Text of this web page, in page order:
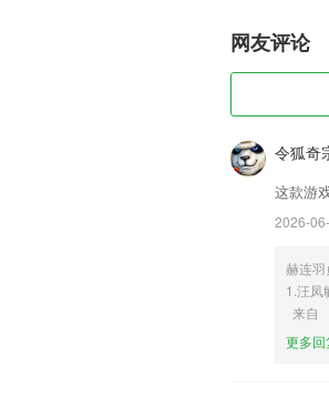
战神互娱
2,自媒体策划
3,数据维度
4,专业学习系
5,久珍藏，解
战神互娱
1.拼音重难点
2.所弹奏的歌
网友评论
令狐奇
这款游
2026-
赫连羽
1.汪
来自
更多回